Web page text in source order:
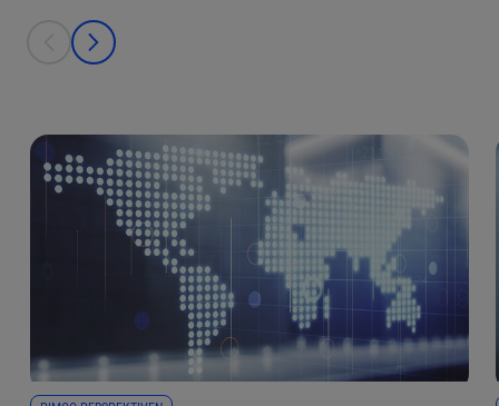
This is a carousel with individual cards. Use the previous and next
prev
next